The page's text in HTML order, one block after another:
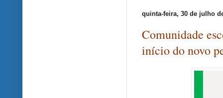
quinta-feira, 30 de julho
Comunidade
início do novo